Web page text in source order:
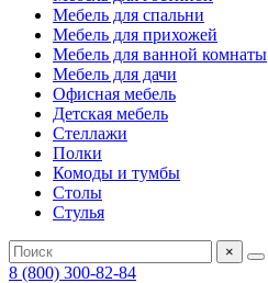
Мебель для спальни
Мебель для прихожей
Мебель для ванной комнаты
Мебель для дачи
Офисная мебель
Детская мебель
Стеллажи
Полки
Комоды и тумбы
Столы
Стулья
×
8 (800) 300-82-84